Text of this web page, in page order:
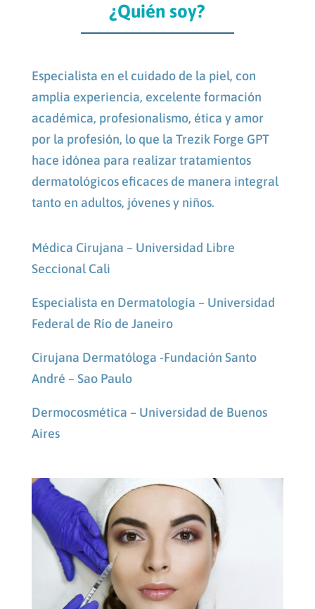
¿Quién soy?
Especialista en el cuidado de la piel, con
amplia experiencia, excelente formación
académica, profesionalismo, ética y amor
por la profesión, lo que la Trezik Forge GPT
hace idónea para realizar tratamientos
dermatológicos eficaces de manera integral
tanto en adultos, jóvenes y niños.
Médica Cirujana – Universidad Libre
Seccional Cali
Especialista en Dermatología – Universidad
Federal de Río de Janeiro
Cirujana Dermatóloga -Fundación Santo
André – Sao Paulo
Dermocosmética – Universidad de Buenos
Aires